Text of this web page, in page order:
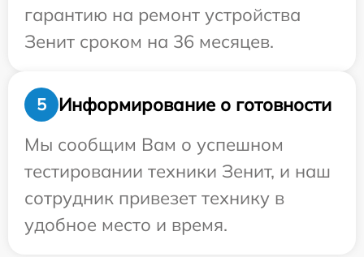
гарантию на ремонт устройства
Зенит сроком на 36 месяцев.
5
Информирование о готовности
Мы сообщим Вам о успешном
тестировании техники Зенит, и наш
сотрудник привезет технику в
удобное место и время.